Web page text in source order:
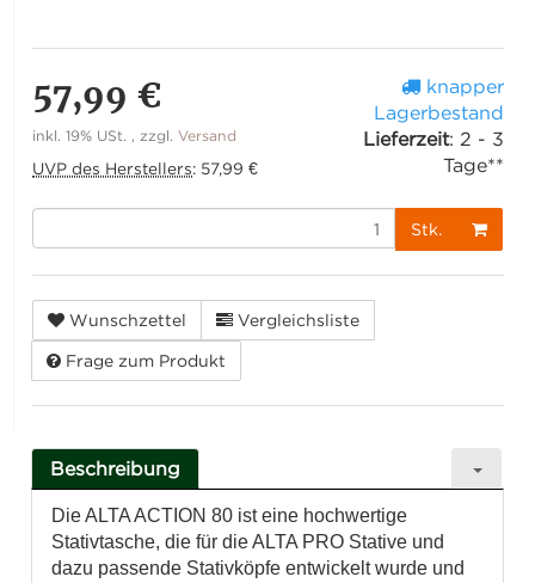
57,99 €
inkl. 19% USt. , zzgl.Versand
UVP des Herstellers: 57,99 €
knapper
Lagerbestand
Lieferzeit: 2 - 3
Tage**
Stk.
Wunschzettel Vergleichsliste
Frage zum Produkt
Beschreibung
Die ALTA ACTION 80 ist eine hochwertige
Stativtasche, die für die ALTA PRO Stative und
dazu passende Stativköpfe entwickelt wurde und